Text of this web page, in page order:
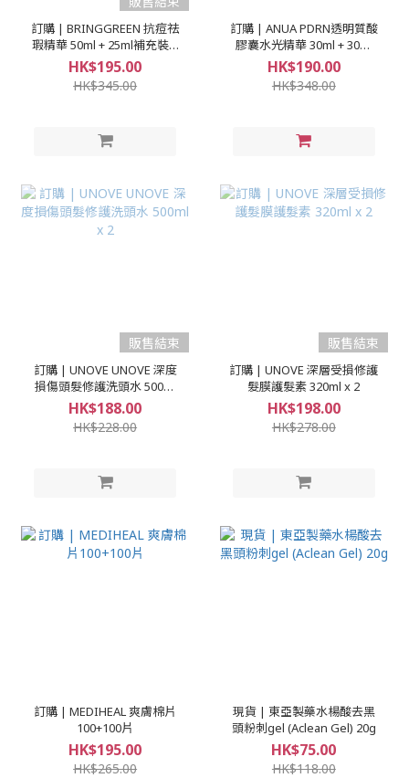
訂購 | BRINGGREEN 抗痘祛
瑕精華 50ml + 25ml補充裝 +
急救試用套裝
HK$195.00
HK$345.00
訂購 | ANUA PDRN透明質酸
膠囊水光精華 30ml + 30ml
補充裝
HK$190.00
HK$348.00
販售結束
訂購 | UNOVE UNOVE 深度
損傷頭髮修護洗頭水 500ml
x 2
HK$188.00
HK$228.00
販售結束
訂購 | UNOVE 深層受損修護
髮膜護髮素 320ml x 2
HK$198.00
HK$278.00
訂購 | MEDIHEAL 爽膚棉片
100+100片
HK$195.00
HK$265.00
現貨 | 東亞製藥水楊酸去黑
頭粉刺gel (Aclean Gel) 20g
HK$75.00
HK$118.00